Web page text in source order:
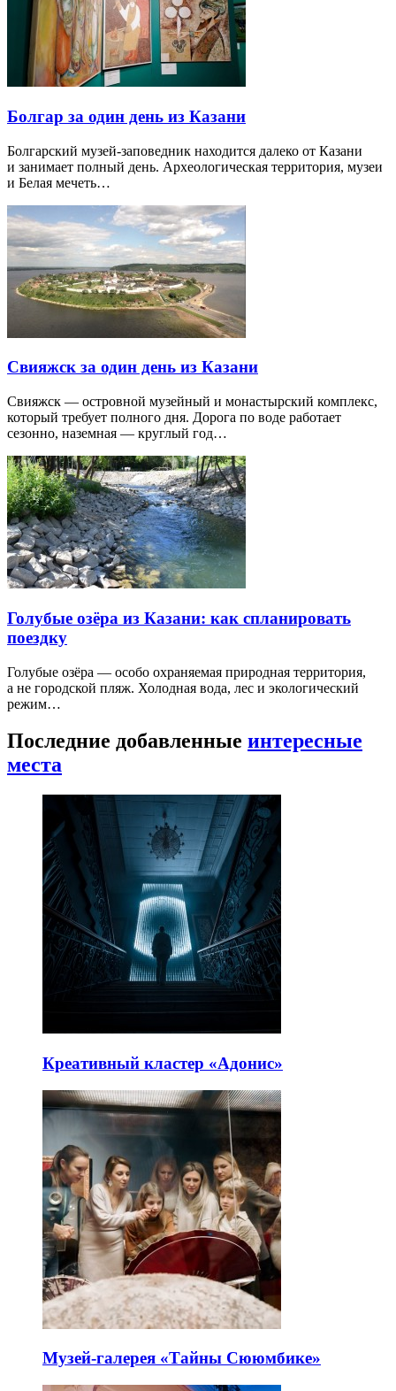
Болгар за один день из Казани
Болгарский музей-заповедник находится далеко от Казани
и занимает полный день. Археологическая территория, музеи
и Белая мечеть…
Свияжск за один день из Казани
Свияжск — островной музейный и монастырский комплекс,
который требует полного дня. Дорога по воде работает
сезонно, наземная — круглый год…
Голубые озёра из Казани: как спланировать
поездку
Голубые озёра — особо охраняемая природная территория,
а не городской пляж. Холодная вода, лес и экологический
режим…
Последние добавленные интересные
места
Креативный кластер «Адонис»
Музей-галерея «Тайны Сююмбике»